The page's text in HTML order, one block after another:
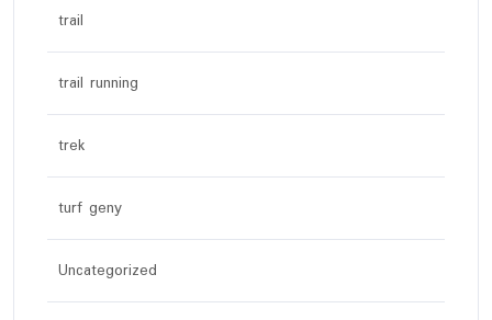
trail
trail running
trek
turf geny
Uncategorized